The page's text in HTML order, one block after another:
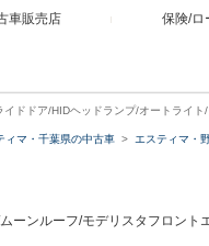
車販売店 保険/ロ
ドドア/HIDヘッドランプ/オートライ
ィマ・千葉県の中古車 エスティマ・
ンルーフ/モデリスタフロント